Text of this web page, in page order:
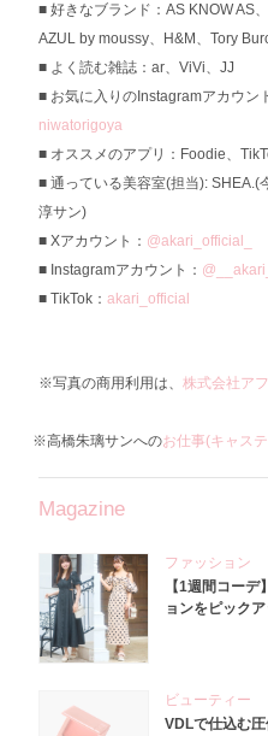
好きなブランド：AS KNOW AS
AZUL by moussy、H&M、Tory
よく読む雑誌：ar、ViVi、JJ
お気に入りのInstagramアカウン
niwatorigoya
オススメのアプリ：Foodie、
通っている美容室(担当): SHEA.(
淳サン)
Xアカウント： @akari_official_
Instagramアカウント：
TikTok： akari_official
※写真の商用利用は、 株式会社ア
※高橋朱璃サンへのお仕事(キャス
Magazine
ファッション
【1週間コー
ョンをピック
ビューティー
VDLで仕込む